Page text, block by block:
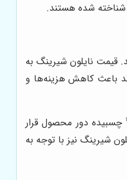
شناخته شده هستند.
قیمت نایلون شیرینگ به
باعث کاهش هزینه‌ها و
چسبیده دور محصول قرار
شیرینگ نیز با توجه به